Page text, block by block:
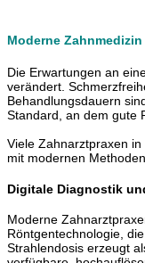
Moderne Zahnmedizin
Die Erwartungen an
verändert.
Behandlungsdauern
Standard, an dem gute
Viele Zahnarztpraxen
mit modernen
Digitale Diagnostik
Moderne
Röntgentechnologie,
Strahlendosis erzeugt